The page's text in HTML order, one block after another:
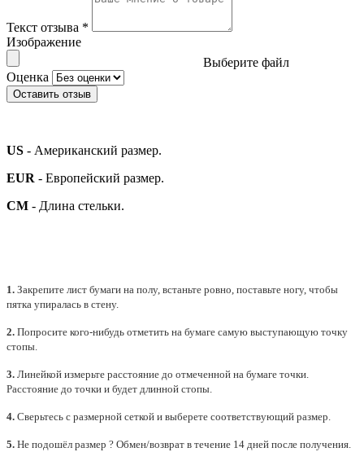
Текст отзыва *
Изображение
Выберите файл
Оценка
Оставить отзыв
US - Американский размер.
EUR - Европейский размер.
СМ - Длина стельки.
1. Закрепите лист бумаги на полу, встаньте ровно, поставьте ногу, чтобы
пятка упиралась в стену.
2. Попросите кого-нибудь отметить на бумаге самую выступающую точку
стопы.
3. Линейкой измерьте расстояние до отмеченной на бумаге точки.
Расстояние до точки и будет длинной стопы.
4. Сверьтесь с размерной сеткой и выберете соответствующий размер.
5. Не подошёл размер ? Обмен/возврат в течение 14 дней после получения.